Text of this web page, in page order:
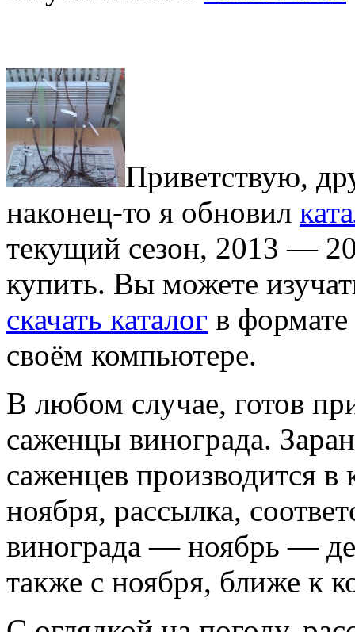
Приветствую,
наконец-то я обновил
текущий сезон, 2013 —
купить. Вы можете
скачать каталог в
своём компьютере.
В любом случае, готов
саженцы винограда.
саженцев производится
ноября, рассылка,
винограда — ноябрь —
также с ноября, ближе к